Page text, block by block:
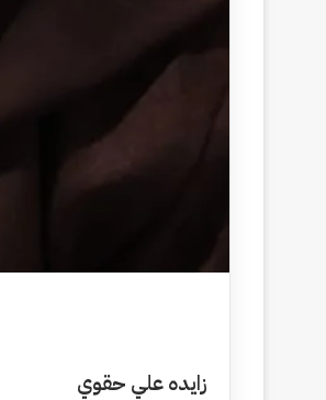
زايده علي حقوي